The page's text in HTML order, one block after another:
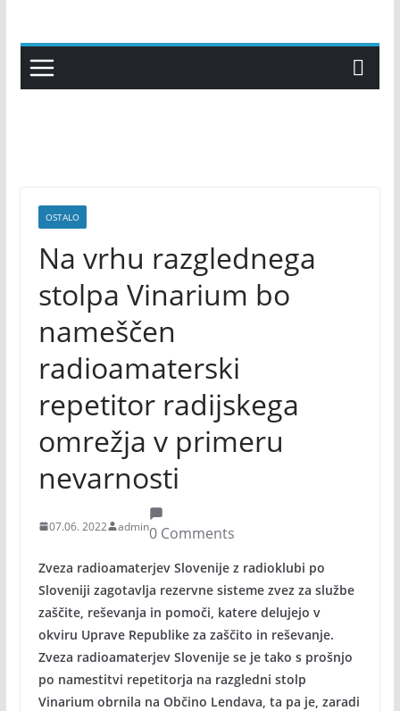
content
OSTALO
Na vrhu razglednega
stolpa Vinarium bo
nameščen
radioamaterski
repetitor radijskega
omrežja v primeru
nevarnosti
07.06. 2022 admin0 Comments
Zveza radioamaterjev Slovenije z radioklubi po
Sloveniji zagotavlja rezervne sisteme zvez za službe
zaščite, reševanja in pomoči, katere delujejo v
okviru Uprave Republike za zaščito in reševanje.
Zveza radioamaterjev Slovenije se je tako s prošnjo
po namestitvi repetitorja na razgledni stolp
Vinarium obrnila na Občino Lendava, ta pa je, zaradi